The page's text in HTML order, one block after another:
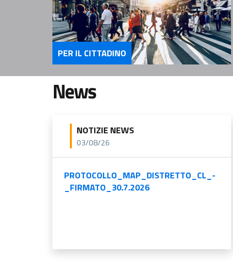
Servizi Per il cittadino
PER IL CITTADINO
News
NOTIZIE NEWS
03/08/26
PROTOCOLLO_MAP_DISTRETTO_CL_-
_FIRMATO_30.7.2026